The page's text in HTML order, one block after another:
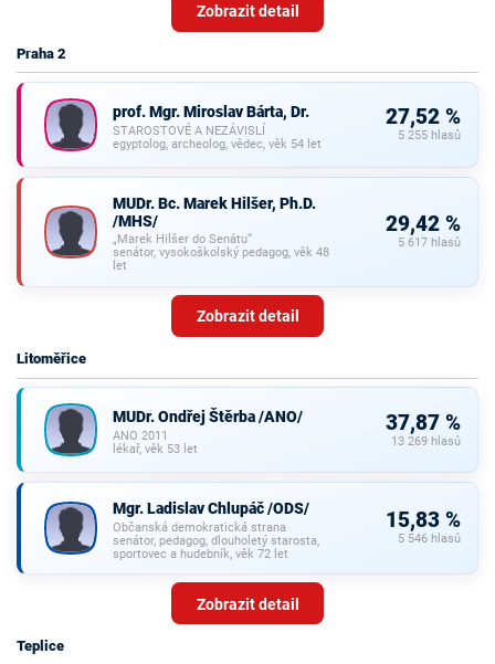
Zobrazit detail
Praha 2
prof. Mgr. Miroslav Bárta, Dr.
STAROSTOVÉ A NEZÁVISLÍ
egyptolog, archeolog, vědec, věk 54 let
27,52 %
5 255 hlasů
MUDr. Bc. Marek Hilšer, Ph.D.
/MHS/
„Marek Hilšer do Senátu“
senátor, vysokoškolský pedagog, věk 48
let
29,42 %
5 617 hlasů
Zobrazit detail
Litoměřice
MUDr. Ondřej Štěrba /ANO/
ANO 2011
lékař, věk 53 let
37,87 %
13 269 hlasů
Mgr. Ladislav Chlupáč /ODS/
Občanská demokratická strana
senátor, pedagog, dlouholetý starosta,
sportovec a hudebník, věk 72 let
15,83 %
5 546 hlasů
Zobrazit detail
Teplice